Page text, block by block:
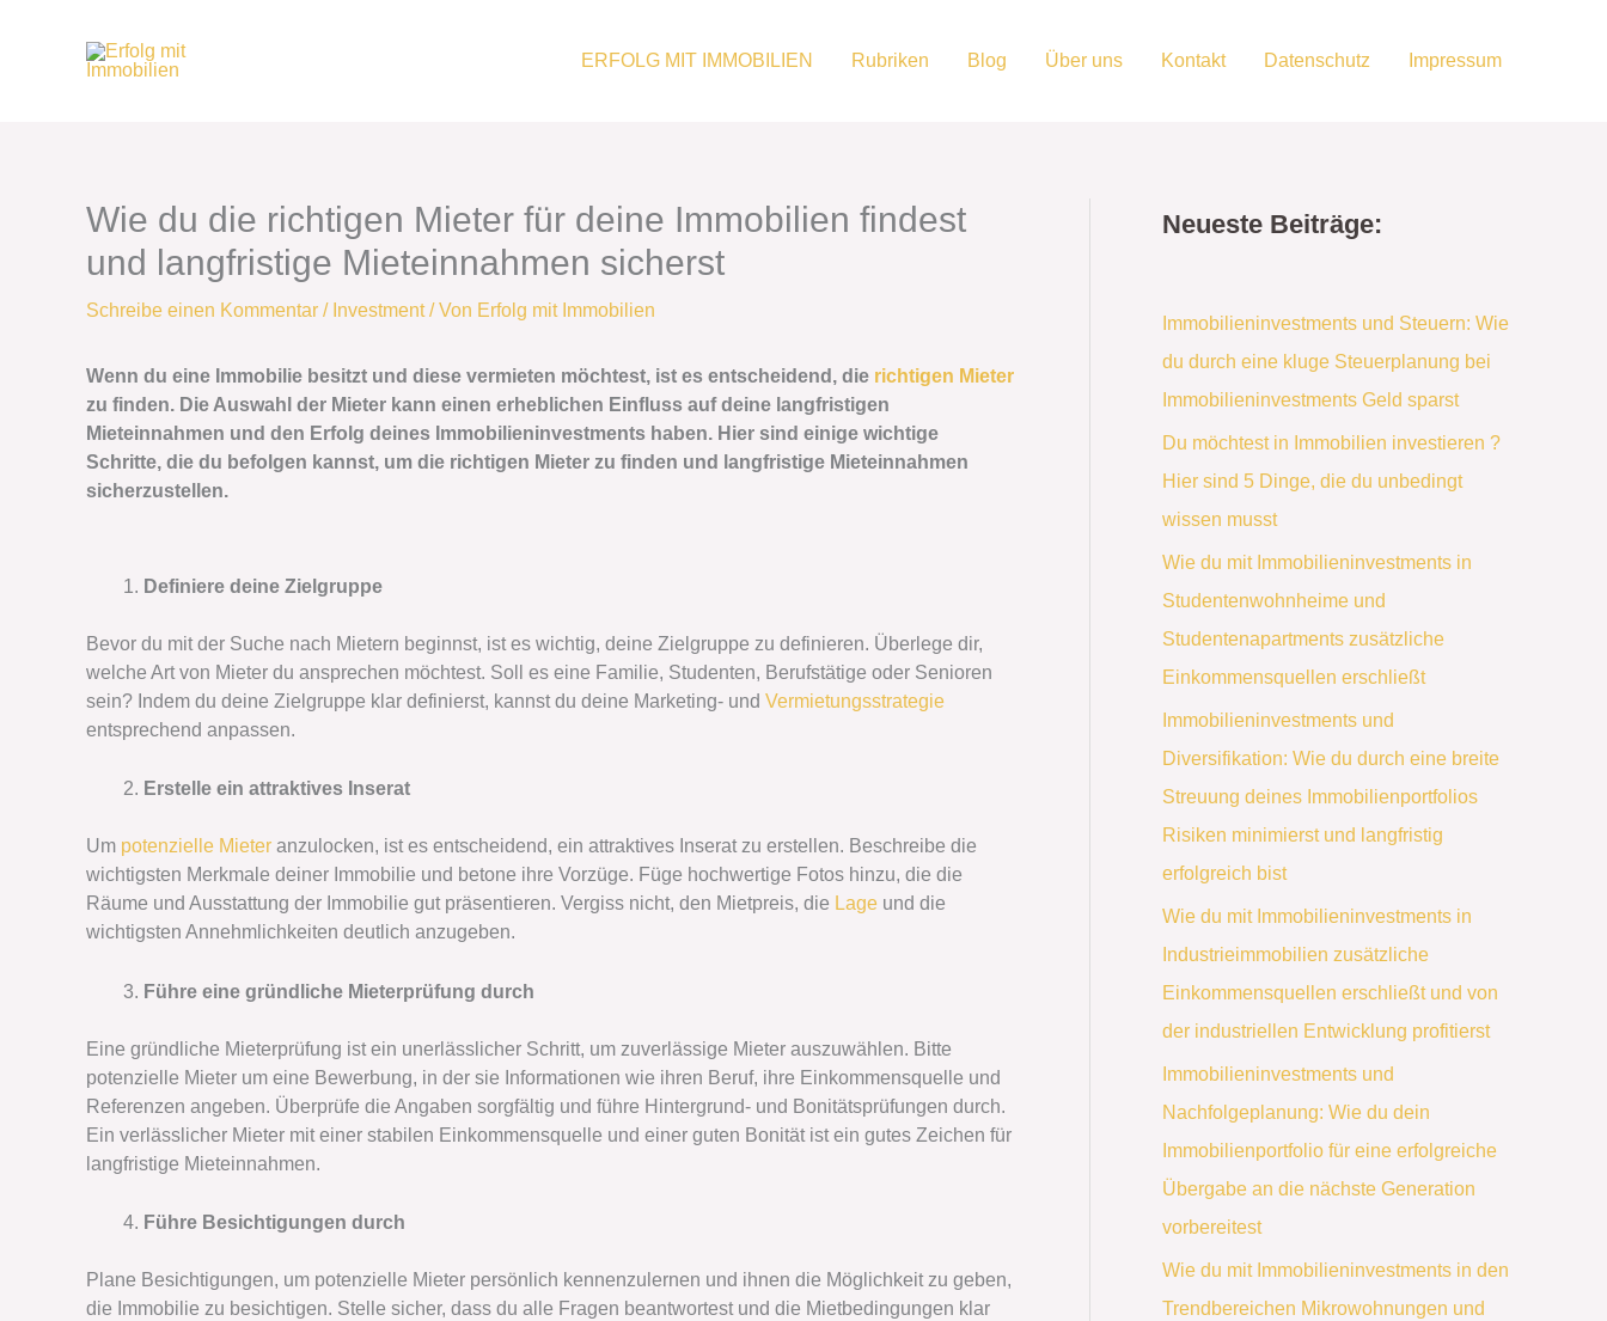
ERFOLG MIT IMMOBILIEN Rubriken Blog Über uns Kontakt Datenschutz Impressum
Wie du die richtigen Mieter für deine Immobilien findest
und langfristige Mieteinnahmen sicherst
Schreibe einen Kommentar / Investment/ Von Erfolg mit Immobilien
Wenn du eine Immobilie besitzt und diese vermieten möchtest, ist es entscheidend, die richtigen Mieter
zu finden. Die Auswahl der Mieter kann einen erheblichen Einfluss auf deine langfristigen
Mieteinnahmen und den Erfolg deines Immobilieninvestments haben. Hier sind einige wichtige
Schritte, die du befolgen kannst, um die richtigen Mieter zu finden und langfristige Mieteinnahmen
sicherzustellen.
Definiere deine Zielgruppe
Bevor du mit der Suche nach Mietern beginnst, ist es wichtig, deine Zielgruppe zu definieren. Überlege dir,
welche Art von Mieter du ansprechen möchtest. Soll es eine Familie, Studenten, Berufstätige oder Senioren
sein? Indem du deine Zielgruppe klar definierst, kannst du deine Marketing- und Vermietungsstrategie
entsprechend anpassen.
Erstelle ein attraktives Inserat
Um potenzielle Mieter anzulocken, ist es entscheidend, ein attraktives Inserat zu erstellen. Beschreibe die
wichtigsten Merkmale deiner Immobilie und betone ihre Vorzüge. Füge hochwertige Fotos hinzu, die die
Räume und Ausstattung der Immobilie gut präsentieren. Vergiss nicht, den Mietpreis, die Lage und die
wichtigsten Annehmlichkeiten deutlich anzugeben.
Führe eine gründliche Mieterprüfung durch
Eine gründliche Mieterprüfung ist ein unerlässlicher Schritt, um zuverlässige Mieter auszuwählen. Bitte
potenzielle Mieter um eine Bewerbung, in der sie Informationen wie ihren Beruf, ihre Einkommensquelle und
Referenzen angeben. Überprüfe die Angaben sorgfältig und führe Hintergrund- und Bonitätsprüfungen durch.
Ein verlässlicher Mieter mit einer stabilen Einkommensquelle und einer guten Bonität ist ein gutes Zeichen für
langfristige Mieteinnahmen.
Führe Besichtigungen durch
Plane Besichtigungen, um potenzielle Mieter persönlich kennenzulernen und ihnen die Möglichkeit zu geben,
die Immobilie zu besichtigen. Stelle sicher, dass du alle Fragen beantwortest und die Mietbedingungen klar
Neueste Beiträge:
Immobilieninvestments und Steuern: Wie
du durch eine kluge Steuerplanung bei
Immobilieninvestments Geld sparst
Du möchtest in Immobilien investieren ?
Hier sind 5 Dinge, die du unbedingt
wissen musst
Wie du mit Immobilieninvestments in
Studentenwohnheime und
Studentenapartments zusätzliche
Einkommensquellen erschließt
Immobilieninvestments und
Diversifikation: Wie du durch eine breite
Streuung deines Immobilienportfolios
Risiken minimierst und langfristig
erfolgreich bist
Wie du mit Immobilieninvestments in
Industrieimmobilien zusätzliche
Einkommensquellen erschließt und von
der industriellen Entwicklung profitierst
Immobilieninvestments und
Nachfolgeplanung: Wie du dein
Immobilienportfolio für eine erfolgreiche
Übergabe an die nächste Generation
vorbereitest
Wie du mit Immobilieninvestments in den
Trendbereichen Mikrowohnungen und